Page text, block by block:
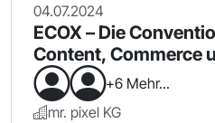
04.07.2024
ECOX – Die
Content, Commerce
+6 Mehr...
mr. pixel KG